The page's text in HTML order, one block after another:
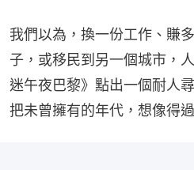
我們以為，換一份工作、賺
子，或移民到另一個城市，
迷午夜巴黎》點出一個耐人
把未曾擁有的年代，想像得